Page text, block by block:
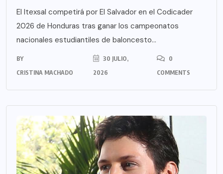
El Itexsal competirá por El Salvador en el Codicader
2026 de Honduras tras ganar los campeonatos
nacionales estudiantiles de baloncesto...
BY
CRISTINA MACHADO
30 JULIO,
2026
0
COMMENTS